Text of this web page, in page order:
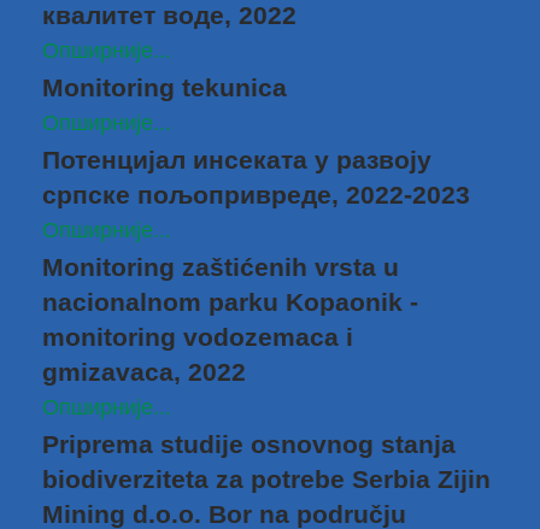
квалитет воде, 2022
Опширније...
Monitoring tekunica
Опширније...
Потенцијал инсекатa у развоју
српске пољопривреде, 2022-2023
Опширније...
Monitoring zaštićenih vrsta u
nacionalnom parku Kopaonik -
monitoring vodozemaca i
gmizavaca, 2022
Опширније...
Priprema studije osnovnog stanja
biodiverziteta za potrebe Serbia Zijin
Mining d.o.o. Bor na području